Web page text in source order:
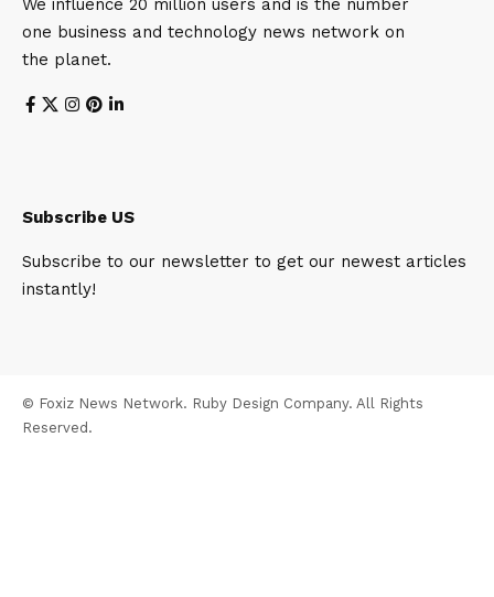
We influence 20 million users and is the number
one business and technology news network on
the planet.
Subscribe US
Subscribe to our newsletter to get our newest articles
instantly!
© Foxiz News Network. Ruby Design Company. All Rights
Reserved.